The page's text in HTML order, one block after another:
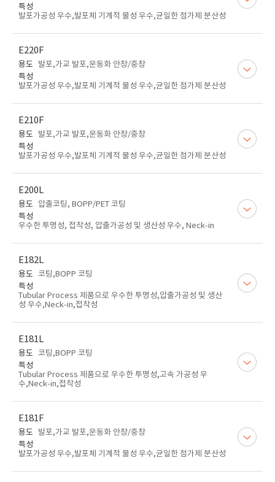
특성
발포가공성 우수,발포체 기계적 물성 우수,균일한 첨가제 분산성
E220F
용도
발포,가교 발포,운동화 안창/중창
특성
발포가공성 우수,발포체 기계적 물성 우수,균일한 첨가제 분산성
E210F
용도
발포,가교 발포,운동화 안창/중창
특성
발포가공성 우수,발포체 기계적 물성 우수,균일한 첨가제 분산성
E200L
용도
압출코팅, BOPP/PET 코팅
특성
우수한 투명성, 접착성, 압출가공성 및 생산성 우수, Neck-in
E182L
용도 코팅,BOPP 코팅
특성
Tubular Process 제품으로 우수한 투명성,압출가공성 및 생산
성 우수,Neck-in,접착성
E181L
용도 코팅,BOPP 코팅
특성
Tubular Process 제품으로 우수한 투명성,고속 가공성 우
수,Neck-in,접착성
E181F
용도
발포,가교 발포,운동화 안창/중창
특성
발포가공성 우수,발포체 기계적 물성 우수,균일한 첨가제 분산성